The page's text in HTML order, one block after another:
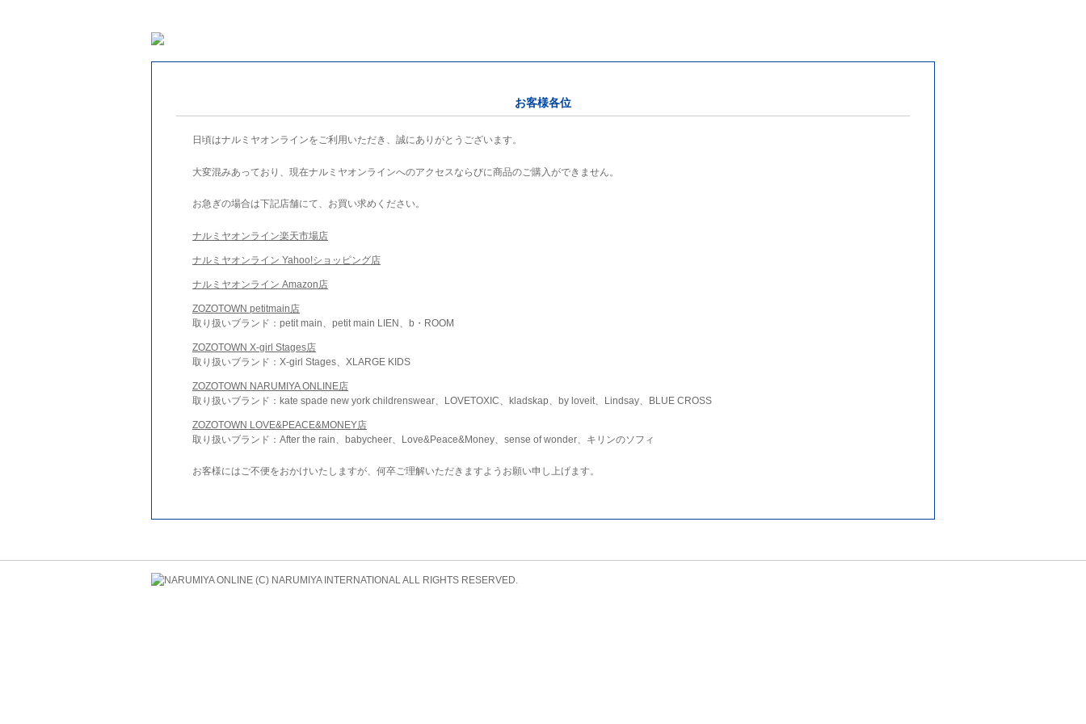
お客様各位
日頃はナルミヤオンラインをご利用いただき、誠にありがとうございます。
大変混みあっており、現在ナルミヤオンラインへのアクセスならびに商品のご購入ができません。
お急ぎの場合は下記店舗にて、お買い求めください。
ナルミヤオンライン楽天市場店
ナルミヤオンライン Yahoo!ショッピング店
ナルミヤオンライン Amazon店
ZOZOTOWN petitmain店
取り扱いブランド：petit main、petit main LIEN、b・ROOM
ZOZOTOWN X-girl Stages店
取り扱いブランド：X-girl Stages、XLARGE KIDS
ZOZOTOWN NARUMIYA ONLINE店
取り扱いブランド：kate spade new york childrenswear、LOVETOXIC、kladskap、by loveit、Lindsay、BLUE CROSS
ZOZOTOWN LOVE&PEACE&MONEY店
取り扱いブランド：After the rain、babycheer、Love&Peace&Money、sense of wonder、キリンのソフィ
お客様にはご不便をおかけいたしますが、何卒ご理解いただきますようお願い申し上げます。